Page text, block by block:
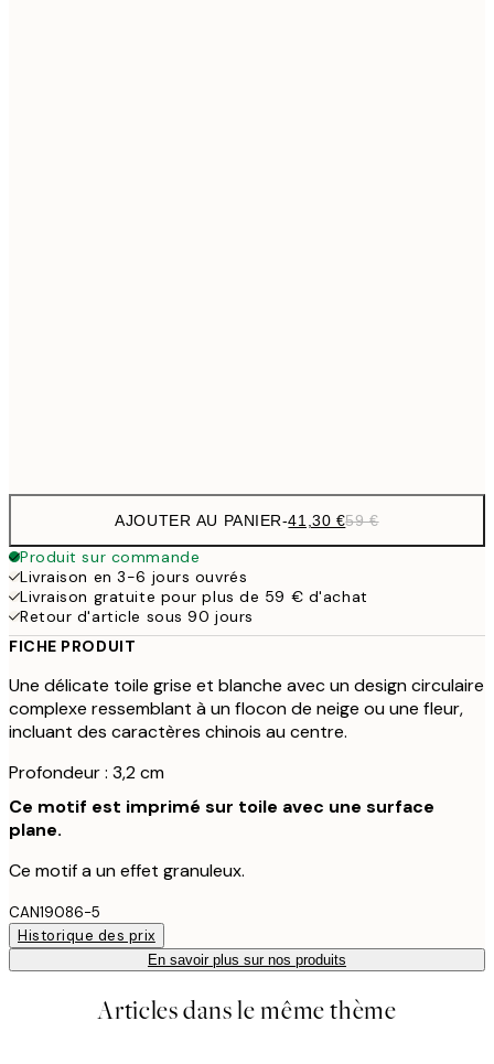
AJOUTER AU PANIER-41,30 €59 €
Produit sur commande
Livraison en 3-6 jours ouvrés
Livraison gratuite pour plus de 59 € d'achat
Retour d'article sous 90 jours
FICHE PRODUIT
Une délicate toile grise et blanche avec un design circulaire
complexe ressemblant à un flocon de neige ou une fleur,
incluant des caractères chinois au centre.
Profondeur : 3,2 cm
Ce motif est imprimé sur toile avec une surface
plane.
Ce motif a un effet granuleux.
CAN19086-5
Historique des prix
En savoir plus sur nos produits
Articles dans le même thème